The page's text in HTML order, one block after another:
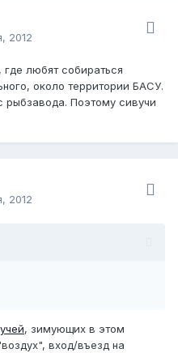
2012
любят собираться
около территории БАСУ.
рыбзавода. Поэтому сивучи
2012
, зимующих в этом
вход/въезд на